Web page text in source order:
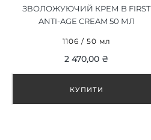
ЗВОЛОЖУЮЧИЙ КРЕМ B FIRST
ANTI-AGE CREAM 50 МЛ
1106 / 50 мл
2 470,00 ₴